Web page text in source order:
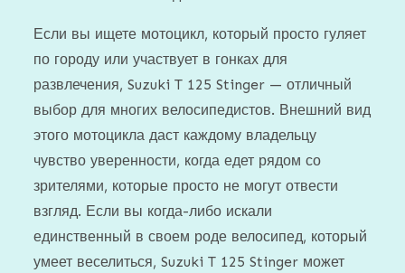
Если вы ищете мотоцикл, который просто гуляет
по городу или участвует в гонках для
развлечения, Suzuki T 125 Stinger — отличный
выбор для многих велосипедистов. Внешний вид
этого мотоцикла даст каждому владельцу
чувство уверенности, когда едет рядом со
зрителями, которые просто не могут отвести
взгляд. Если вы когда-либо искали
единственный в своем роде велосипед, который
умеет веселиться, Suzuki T 125 Stinger может